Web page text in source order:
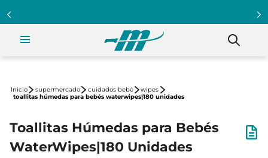
supermercado cuidados bebé
wipes
toallitas húmedas para bebés waterwipes|180 unidades
Toallitas Húmedas para Bebés
WaterWipes|180 Unidades